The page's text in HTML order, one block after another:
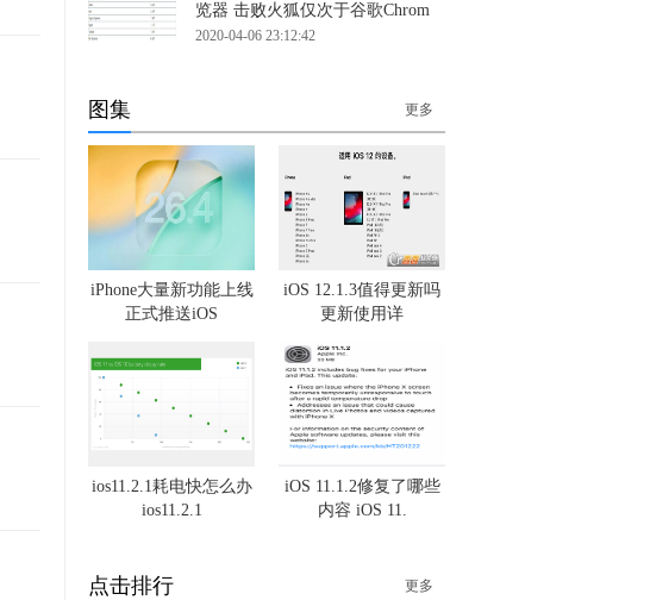
览器 击败火狐仅次于谷歌Chrom
2020-04-06 23:12:42
图集 更多
iPhone大量新功能上线
正式推送iOS
iOS 12.1.3值得更新吗
更新使用详
ios11.2.1耗电快怎么办
ios11.2.1
iOS 11.1.2修复了哪些
内容 iOS 11.
点击排行 更多